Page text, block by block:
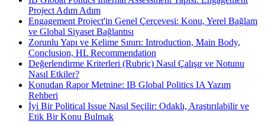
Project Adım Adım
Engagement Project'in Genel Çerçevesi: Konu, Yerel Bağlam
ve Global Siyaset Bağlantısı
Zorunlu Yapı ve Kelime Sınırı: Introduction, Main Body,
Conclusion, HL Recommendation
Değerlendirme Kriterleri (Rubric) Nasıl Çalışır ve Notunu
Nasıl Etkiler?
Konudan Rapor Metnine: IB Global Politics IA Yazım
Rehberi
İyi Bir Political Issue Nasıl Seçilir: Odaklı, Araştırılabilir ve
Etik Bir Konu Bulmak